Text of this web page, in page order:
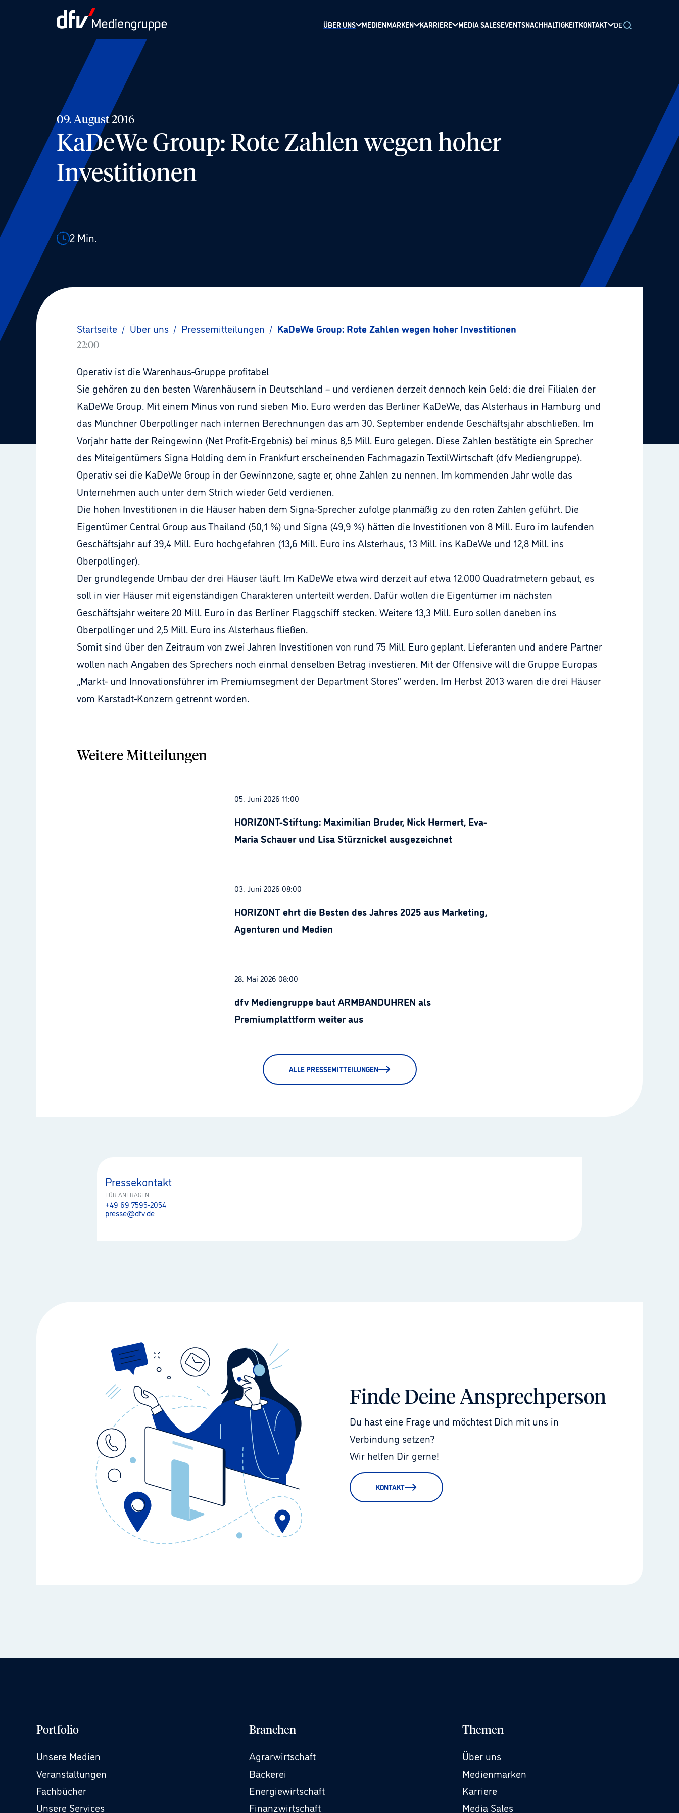
ÜBER UNS MEDIENMARKEN KARRIERE MEDIA SALESEVENTSNACHHALTIGKEITKONTAKT DE
09. August 2016
KaDeWe Group: Rote Zahlen wegen hoher
Investitionen
2 Min.
Startseite / Über uns / Pressemitteilungen / KaDeWe Group: Rote Zahlen wegen hoher Investitionen
22:00
Operativ ist die Warenhaus-Gruppe profitabel
Sie gehören zu den besten Warenhäusern in Deutschland – und verdienen derzeit dennoch kein Geld: die drei Filialen der
KaDeWe Group. Mit einem Minus von rund sieben Mio. Euro werden das Berliner KaDeWe, das Alsterhaus in Hamburg und
das Münchner Oberpollinger nach internen Berechnungen das am 30. September endende Geschäftsjahr abschließen. Im
Vorjahr hatte der Reingewinn (Net Profit-Ergebnis) bei minus 8,5 Mill. Euro gelegen. Diese Zahlen bestätigte ein Sprecher
des Miteigentümers Signa Holding dem in Frankfurt erscheinenden Fachmagazin TextilWirtschaft (dfv Mediengruppe).
Operativ sei die KaDeWe Group in der Gewinnzone, sagte er, ohne Zahlen zu nennen. Im kommenden Jahr wolle das
Unternehmen auch unter dem Strich wieder Geld verdienen.
Die hohen Investitionen in die Häuser haben dem Signa-Sprecher zufolge planmäßig zu den roten Zahlen geführt. Die
Eigentümer Central Group aus Thailand (50,1 %) und Signa (49,9 %) hätten die Investitionen von 8 Mill. Euro im laufenden
Geschäftsjahr auf 39,4 Mill. Euro hochgefahren (13,6 Mill. Euro ins Alsterhaus, 13 Mill. ins KaDeWe und 12,8 Mill. ins
Oberpollinger).
Der grundlegende Umbau der drei Häuser läuft. Im KaDeWe etwa wird derzeit auf etwa 12.000 Quadratmetern gebaut, es
soll in vier Häuser mit eigenständigen Charakteren unterteilt werden. Dafür wollen die Eigentümer im nächsten
Geschäftsjahr weitere 20 Mill. Euro in das Berliner Flaggschiff stecken. Weitere 13,3 Mill. Euro sollen daneben ins
Oberpollinger und 2,5 Mill. Euro ins Alsterhaus fließen.
Somit sind über den Zeitraum von zwei Jahren Investitionen von rund 75 Mill. Euro geplant. Lieferanten und andere Partner
wollen nach Angaben des Sprechers noch einmal denselben Betrag investieren. Mit der Offensive will die Gruppe Europas
„Markt- und Innovationsführer im Premiumsegment der Department Stores“ werden. Im Herbst 2013 waren die drei Häuser
vom Karstadt-Konzern getrennt worden.
Weitere Mitteilungen
05. Juni 2026 11:00
HORIZONT-Stiftung: Maximilian Bruder, Nick Hermert, Eva-
Maria Schauer und Lisa Stürznickel ausgezeichnet
03. Juni 2026 08:00
HORIZONT ehrt die Besten des Jahres 2025 aus Marketing,
Agenturen und Medien
28. Mai 2026 08:00
dfv Mediengruppe baut ARMBANDUHREN als
Premiumplattform weiter aus
ALLE PRESSEMITTEILUNGEN
Pressekontakt
FÜR ANFRAGEN
+49 69 7595-2054
presse@dfv.de
Finde Deine Ansprechperson
Du hast eine Frage und möchtest Dich mit uns in
Verbindung setzen?
Wir helfen Dir gerne!
KONTAKT
Portfolio
Unsere Medien
Veranstaltungen
Fachbücher
Unsere Services
Branchen
Agrarwirtschaft
Bäckerei
Energiewirtschaft
Finanzwirtschaft
Themen
Über uns
Medienmarken
Karriere
Media Sales